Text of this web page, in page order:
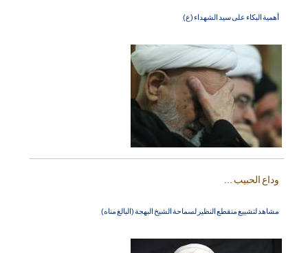
أهمية البكاء على سيد الشهداء (ع)
وداع الحبيب ...
مشاهد لتشييع منقطع النظير لسماحة الشيخ البهجة (البالغ مناه)